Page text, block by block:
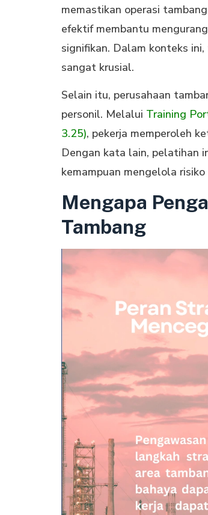
memastikan operasi
efektif membantu
signifikan. Dalam konteks
sangat krusial.
Selain itu, perusahaan
personil. Melalui Training
3.25), pekerja memperoleh
Dengan kata lain, pelatihan
kemampuan mengelola
Mengapa
Tambang